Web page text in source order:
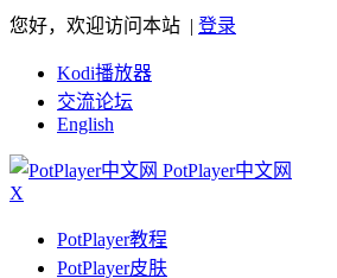
您好，欢迎访问本站 | 登录
Kodi播放器
交流论坛
English
PotPlayer中文网
X
PotPlayer教程
PotPlayer皮肤